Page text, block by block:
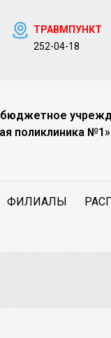
ТРАВМПУНКТ
252-04-18
бюджетное
поликлиника
ФИЛИАЛЫ